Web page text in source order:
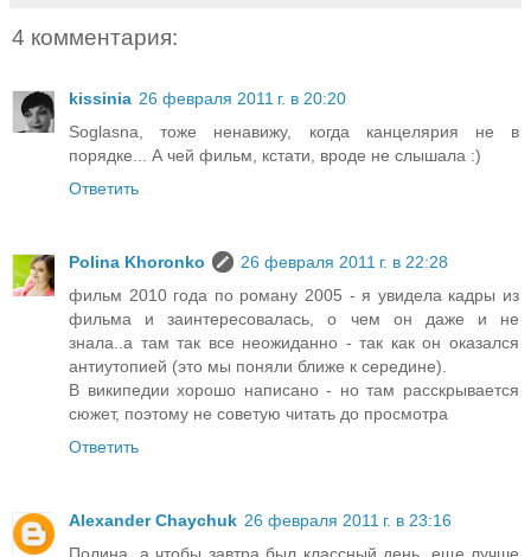
4 комментария:
kissinia 26 февраля 2011 г. в 20:20
Soglasna, тоже ненавижу, когда канцелярия не в
порядке... А чей фильм, кстати, вроде не слышала :)
Ответить
Polina Khoronko
26 февраля 2011 г. в 22:28
фильм 2010 года по роману 2005 - я увидела кадры из
фильма и заинтересовалась, о чем он даже и не
знала..а там так все неожиданно - так как он оказался
антиутопией (это мы поняли ближе к середине).
В википедии хорошо написано - но там расскрывается
сюжет, поэтому не советую читать до просмотра
Ответить
Alexander Chaychuk 26 февраля 2011 г. в 23:16